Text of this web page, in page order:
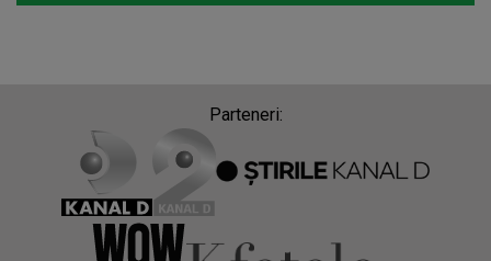
Parteneri: